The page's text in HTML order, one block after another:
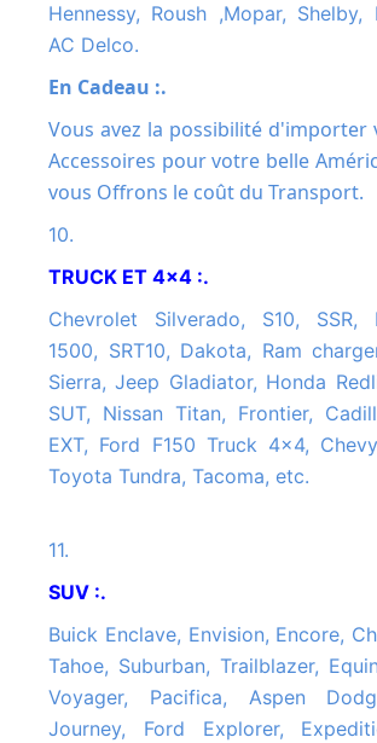
Hennessy, Roush ,Mopar, Shelby,
AC Delco.
En Cadeau :.
Vous avez la possibilité d'importer vos Pièces et
Accessoires pour votre belle
vous Offrons le coût du Transport.
10.
TRUCK ET 4x4 :.
Chevrolet Silverado, S10, SSR, Dodge Ram
1500, SRT10, Dakota, Ram
Sierra, Jeep Gladiator, Honda
SUT, Nissan Titan, Frontier,
EXT, Ford F150 Truck 4x4,
Toyota Tundra, Tacoma, etc.
11.
SUV :.
Buick Enclave, Envision, Encore, Chevrolet Trax,
Tahoe, Suburban, Trailblazer,
Voyager, Pacifica, Aspen
Journey, Ford Explorer,